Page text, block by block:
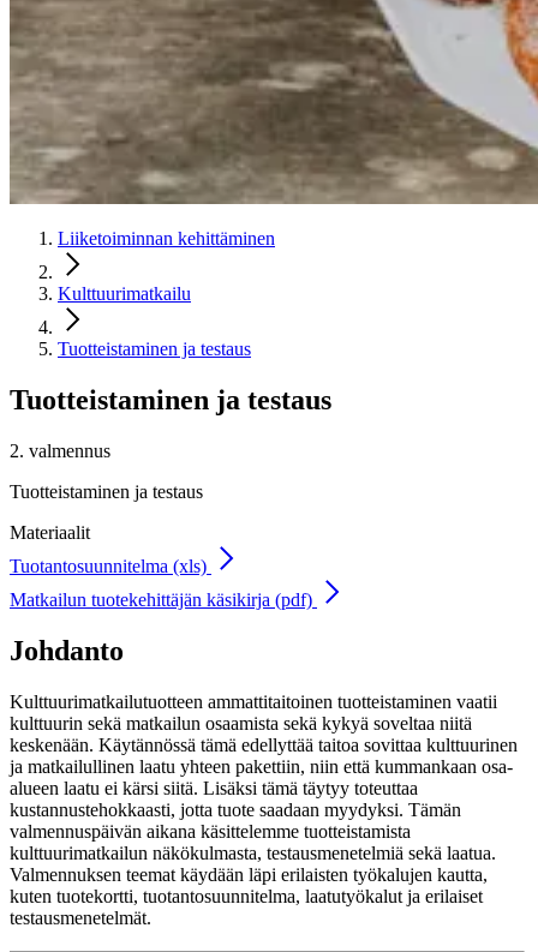
Liiketoiminnan kehittäminen
Kulttuurimatkailu
Tuotteistaminen ja testaus
Tuotteistaminen ja testaus
2. valmennus
Tuotteistaminen ja testaus
Materiaalit
Tuotantosuunnitelma (xls)
Matkailun tuotekehittäjän käsikirja (pdf)
Johdanto
Kulttuurimatkailutuotteen ammattitaitoinen tuotteistaminen vaatii
kulttuurin sekä matkailun osaamista sekä kykyä soveltaa niitä
keskenään. Käytännössä tämä edellyttää taitoa sovittaa kulttuurinen
ja matkailullinen laatu yhteen pakettiin, niin että kummankaan osa-
alueen laatu ei kärsi siitä. Lisäksi tämä täytyy toteuttaa
kustannustehokkaasti, jotta tuote saadaan myydyksi. Tämän
valmennuspäivän aikana käsittelemme tuotteistamista
kulttuurimatkailun näkökulmasta, testausmenetelmiä sekä laatua.
Valmennuksen teemat käydään läpi erilaisten työkalujen kautta,
kuten tuotekortti, tuotantosuunnitelma, laatutyökalut ja erilaiset
testausmenetelmät.